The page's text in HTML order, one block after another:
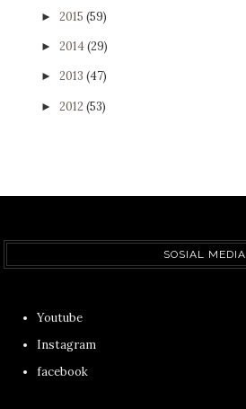
► 2015 (59)
► 2014(29)
► 2013 (47)
► 2012 (53)
SOSIAL MEDIA
Youtube
Instagram
facebook